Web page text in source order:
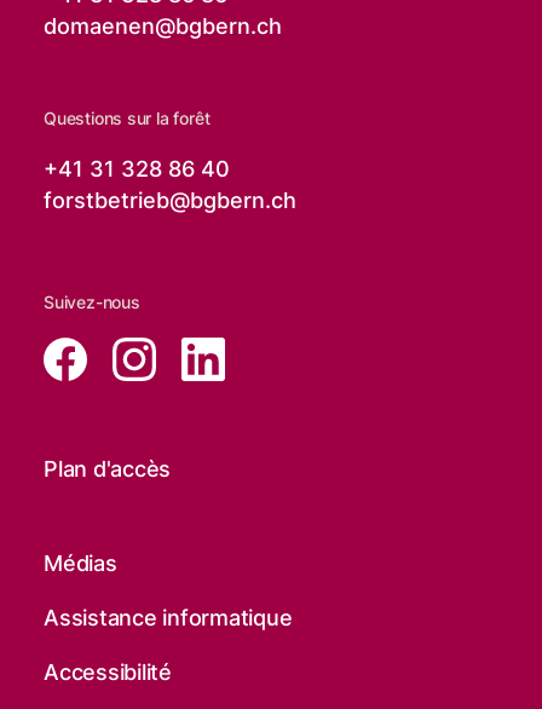
domaenen@bgbern.ch
Questions sur la forêt
+41 31 328 86 40
forstbetrieb@bgbern.ch
Suivez-nous
Plan d'accès
Médias
Assistance informatique
Accessibilité